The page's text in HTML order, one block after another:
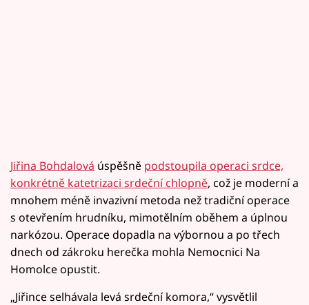
Jiřina Bohdalová úspěšně podstoupila operaci srdce,
konkrétně katetrizaci srdeční chlopně, což je moderní a
mnohem méně invazivní metoda než tradiční operace
s otevřením hrudníku, mimotělním oběhem a úplnou
narkózou. Operace dopadla na výbornou a po třech
dnech od zákroku herečka mohla Nemocnici Na
Homolce opustit.
„Jiřince selhávala levá srdeční komora,“ vysvětlil